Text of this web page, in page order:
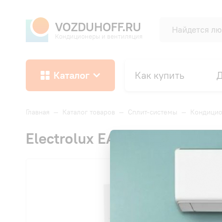
VOZDUHOFF.RU
Кондиционеры и вентиляция
Каталог Как купить
Главная — Каталог товаров — Сплит-системы —
Electrolux EACS/I-09HEN-